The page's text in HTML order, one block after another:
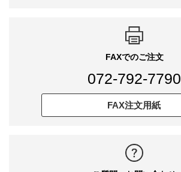
FAXでのご注文
072-792-7790
FAX注文用紙